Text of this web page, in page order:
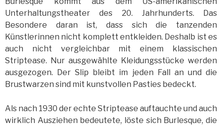
Unterhaltungstheater des 20. Jahrhunderts. Das
Besondere daran ist, dass sich die tanzenden
Künstlerinnen nicht komplett entkleiden. Deshalb ist es
auch nicht vergleichbar mit einem klassischen
Striptease. Nur ausgewählte Kleidungsstücke werden
ausgezogen. Der Slip bleibt im jeden Fall an und die
Brustwarzen sind mit kunstvollen Pasties bedeckt.
Als nach 1930 der echte Striptease auftauchte und auch
wirklich Ausziehen bedeutete, löste sich Burlesque, die